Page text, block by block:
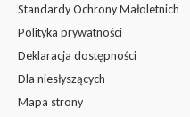
Standardy Ochrony Małoletnich
Polityka prywatności
Deklaracja dostępności
Dla niesłyszących
Mapa strony